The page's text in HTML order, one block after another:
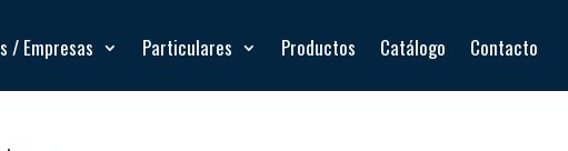
/ Empresas Particulares Productos Catálogo Contacto